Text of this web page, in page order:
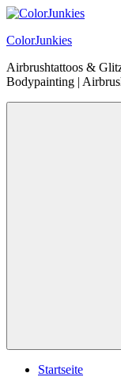
Zum
springen
ColorJunkies
Airbrushtattoos &
Bodypainting |
Startseite